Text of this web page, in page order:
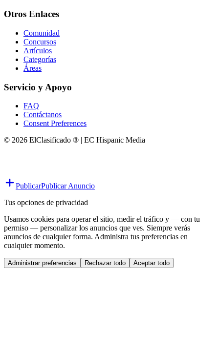
Otros Enlaces
Comunidad
Concursos
Artículos
Categorías
Áreas
Servicio y Apoyo
FAQ
Contáctanos
Consent Preferences
© 2026 ElClasificado ® | EC Hispanic Media
PublicarPublicar Anuncio
Tus opciones de privacidad
Usamos cookies para operar el sitio, medir el tráfico y — con tu
permiso — personalizar los anuncios que ves. Siempre verás
anuncios de cualquier forma. Administra tus preferencias en
cualquier momento.
Administrar preferencias Rechazar todo Aceptar todo